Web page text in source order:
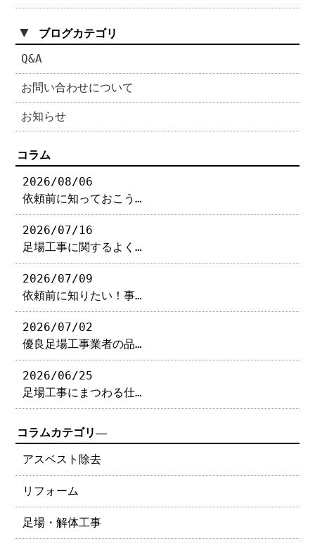
▼ ブログカテゴリ
Q&A
お問い合わせについて
お知らせ
コラム
2026/08/06
依頼前に知っておこう…
2026/07/16
足場工事に関するよく…
2026/07/09
依頼前に知りたい！事…
2026/07/02
優良足場工事業者の品…
2026/06/25
足場工事にまつわる仕…
コラムカテゴリ―
アスベスト除去
リフォーム
足場・解体工事